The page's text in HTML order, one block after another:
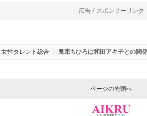
広告 / スポンサーリンク
女性タレント総合 鬼束ちひろは和田アキ子との関
ページの先頭へ